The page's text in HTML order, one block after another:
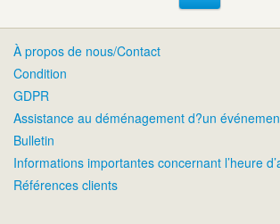
À propos de nous/Contact
Condition
GDPR
Assistance au déménagement d?un
Bulletin
Informations importantes concernant l’heure
Références clients